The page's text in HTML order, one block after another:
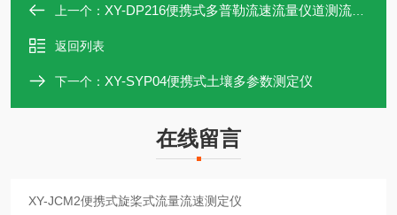
上一个： XY-DP216便携式多普勒流速流量仪道测流设备
返回列表
下一个： XY-SYP04便携式土壤多参数测定仪
在线留言